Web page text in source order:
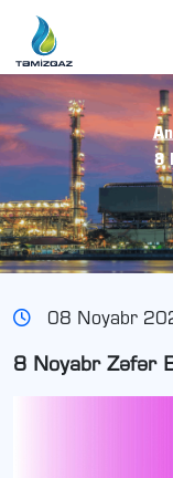
8
08 Noyabr
8 Noyabr Zəfər